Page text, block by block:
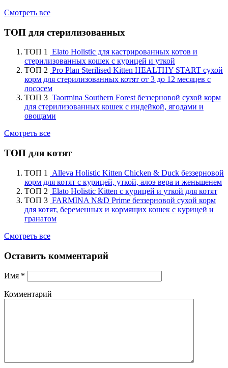
Смотреть все
ТОП для стерилизованных
ТОП 1 Elato Holistic для кастрированных котов и
стерилизованных кошек с курицей и уткой
ТОП 2 Pro Plan Sterilised Kitten HEALTHY START сухой
корм для стерилизованных котят от 3 до 12 месяцев с
лососем
ТОП 3 Taormina Southern Forest беззерновой сухой корм
для стерилизованных кошек с индейкой, ягодами и
овощами
Смотреть все
ТОП для котят
ТОП 1
Alleva Holistic Kitten Chicken & Duck беззерновой
корм для котят с курицей, уткой, алоэ вера и женьшенем
ТОП 2 Elato Holistic Kitten с курицей и уткой для котят
ТОП 3 FARMINA N&D Prime беззерновой сухой корм
для котят, беременных и кормящих кошек с курицей и
гранатом
Смотреть все
Оставить комментарий
Имя *
Комментарий